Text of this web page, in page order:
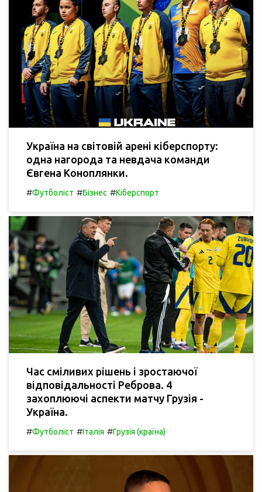
Україна на світовій арені кіберспорту:
одна нагорода та невдача команди
Євгена Коноплянки.
#Футболіст #Бізнес #Кіберспорт
Час сміливих рішень і зростаючої
відповідальності Реброва. 4
захоплюючі аспекти матчу Грузія -
Україна.
#Футболіст #Італія #Грузія (країна)